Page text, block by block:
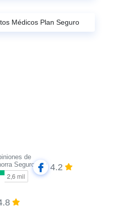
Médicos Plan Seguro
de
Seguros
4.2